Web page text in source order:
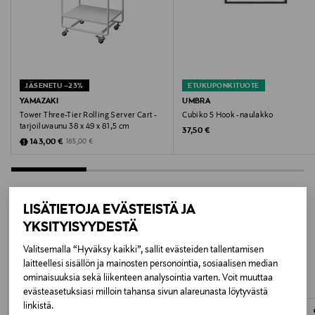
LISÄTIETOJA EVÄSTEISTÄ JA
YKSITYISYYDESTÄ
Valitsemalla “Hyväksy kaikki”, sallit evästeiden tallentamisen
laitteellesi sisällön ja mainosten personointia, sosiaalisen median
ominaisuuksia sekä liikenteen analysointia varten. Voit muuttaa
evästeasetuksiasi milloin tahansa sivun alareunasta löytyvästä
linkistä.
EDELSTAHL MATT
26 x 6 x 10 cm
Valmistusmaa
Kiina
Valmistajan tuotenumero
Valmistaja
Blomus GmbH
Valmistajan osoite
Zur Hubertushalle 4, 59846 Sundern (Sauerland),
JÄSENETU –23%
YAMAZAKI
Tower Three-Tier Rolling Server Cart -
tarjoiluvaunu 38 x 49 x 81,5 cm
Discounted Price
143,00 € Original Price
185,00 €
ETUKUPONKITUOTE
UMBRA
Cubiko 5 Hook -naulakko
Original Price
37,50 €
LISÄÄ KIINNOSTAVIA
TUOTTEITA